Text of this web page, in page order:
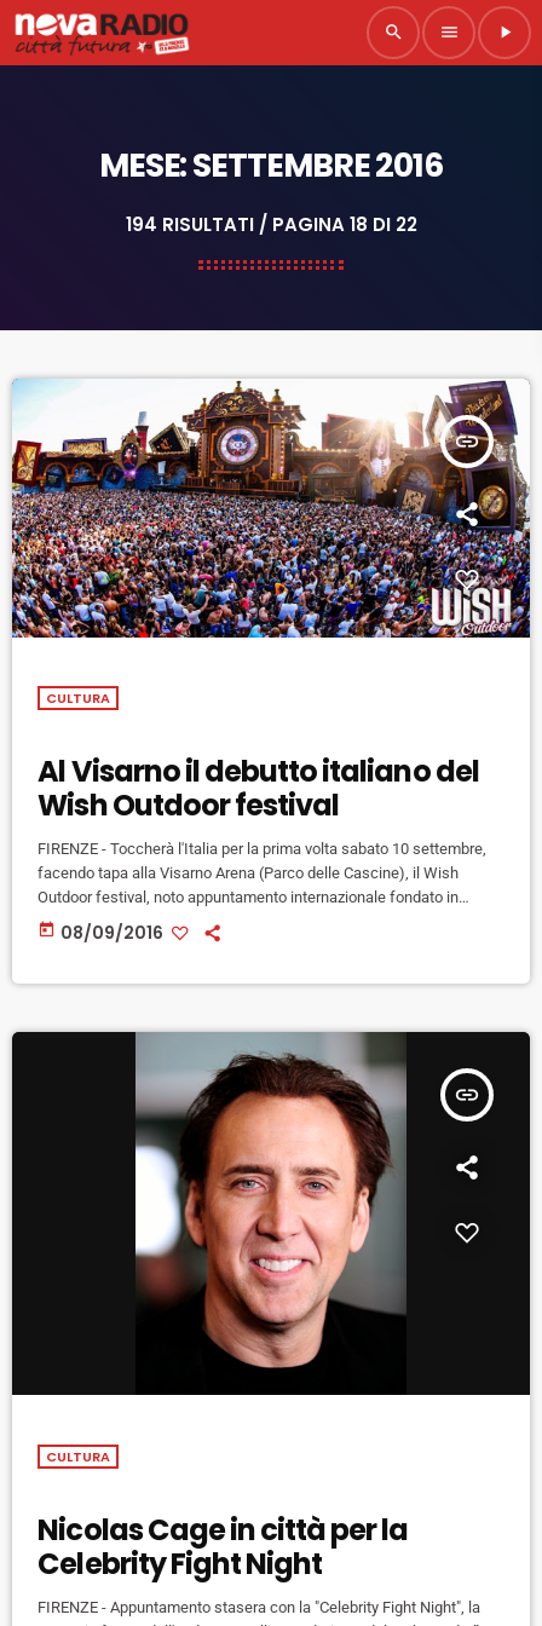
search menu play_arrow
MESE: SETTEMBRE 2016
194 RISULTATI / PAGINA 18 DI 22
insert_link
CULTURA
Al Visarno il debutto italiano del
Wish Outdoor festival
FIRENZE - Toccherà l'Italia per la prima volta sabato 10 settembre,
facendo tapa alla Visarno Arena (Parco delle Cascine), il Wish
Outdoor festival, noto appuntamento internazionale fondato in
Olanda nel 2007 e dedicato alla musica elettronica. Dalle 12 a
mezzanotte 50 artisti si alterneranno su tre palchi, per un pubblico di
today 08/09/2016
insert_link
CULTURA
Nicolas Cage in città per la
Celebrity Fight Night
FIRENZE - Appuntamento stasera con la "Celebrity Fight Night", la